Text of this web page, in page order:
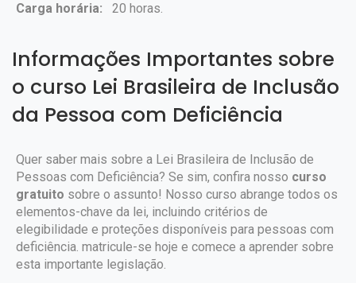
Carga horária: 20 horas.
Informações Importantes sobre
o curso Lei Brasileira de Inclusão
da Pessoa com Deficiência
Quer saber mais sobre a Lei Brasileira de Inclusão de
Pessoas com Deficiência? Se sim, confira nosso curso
gratuito sobre o assunto! Nosso curso abrange todos os
elementos-chave da lei, incluindo critérios de
elegibilidade e proteções disponíveis para pessoas com
deficiência. matricule-se hoje e comece a aprender sobre
esta importante legislação.